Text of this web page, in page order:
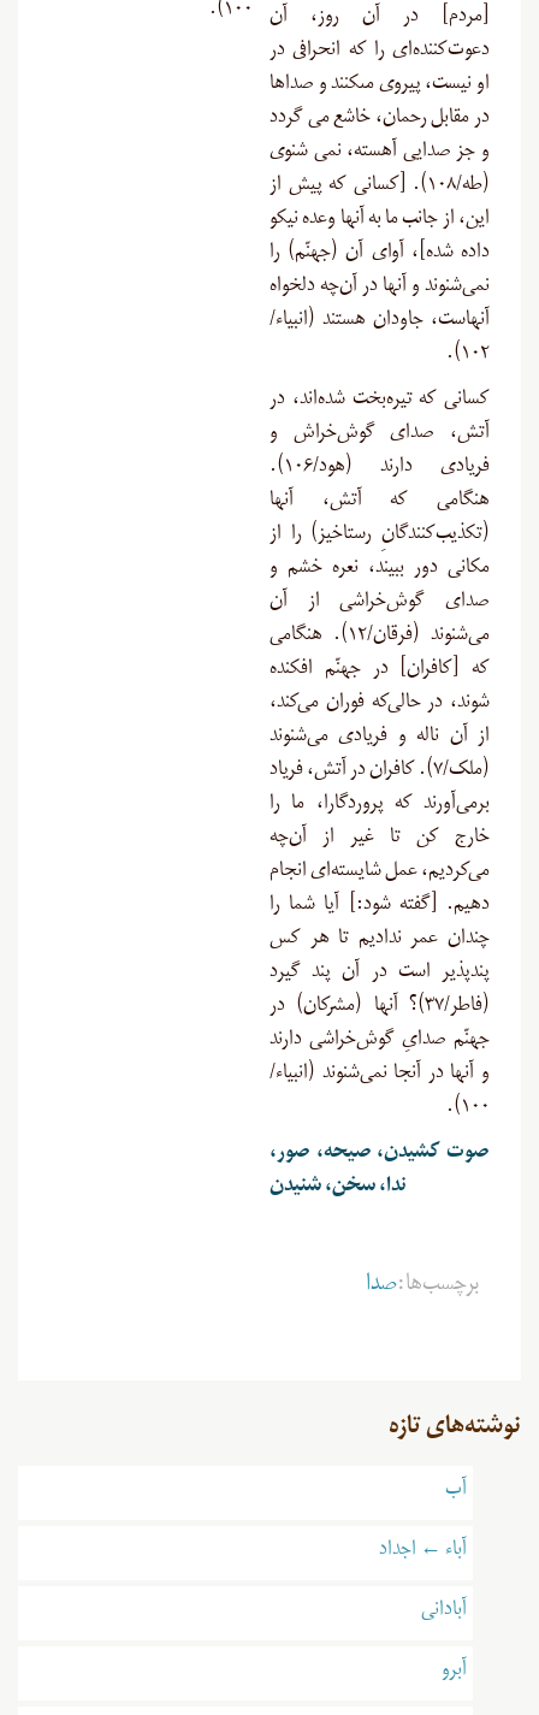
[مردم] در آن روز، آن
دعوت‌کننده‌اى را که انحرافى در
او نیست، پیروى مى‏کنند و صداها
در مقابل رحمان، خاشع مى ‏گردد
و جز صدایى آهسته، نمى‏ شنوى
(طه/۱۰۸). [کسانی که پیش از
این، از جانب ما به آنها وعده نیکو
داده شده]، آوای آن (جهنّم) را
نمی‌شنوند و آنها در آن‌چه دلخواه
آنهاست، جاودان هستند (انبیاء/
۱۰۲).
کسانی که تیره‌بخت شده‌اند، در
آتش، صدای گوش‌خراش و
فریادی دارند (هود/۱۰۶).
هنگامی که آتش، آنها
(تکذیب‌کنندگانِ رستاخیز) را از
مکانی دور ببیند، نعره خشم و
صدای گوش‌خراشی از آن
می‌شنوند (فرقان/۱۲). هنگامی
که [کافران] در جهنّم افکنده
شوند، در حالی‌که فوران می‌کند،
از آن ناله و فریادی می‌شنوند
(ملک/۷). کافران در آتش، فریاد
برمی‌آورند که پروردگارا، ما را
خارج کن تا غیر از آن‌چه
می‌کردیم، عمل شایسته‌ای انجام
دهیم. [گفته‌ شود:] آیا شما را
چندان عمر ندادیم تا هر کس
پندپذیر است در آن پند گیرد
(فاطر/۳۷)؟ آنها (مشرکان) در
جهنّم صدایِ گوش‌خراشی دارند
و آنها در آنجا نمی‌شنوند (انبیاء/
۱۰۰).
صوت کشیدن، صیحه، صور،
ندا، سخن، شنیدن
۱۰۰).
برچسب‌ها:صدا
نوشته‌های تازه
آب
آباء ← اجداد
آبادانی
آبرو